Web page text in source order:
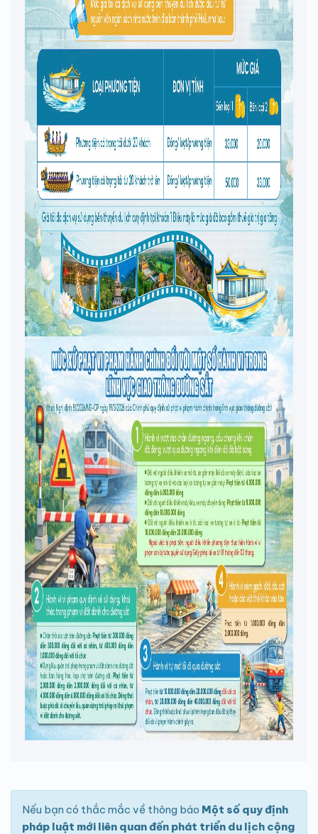
Nếu bạn có thắc mắc về thông báo Một số quy định
pháp luật mới liên quan đến phát triển du lịch cộng